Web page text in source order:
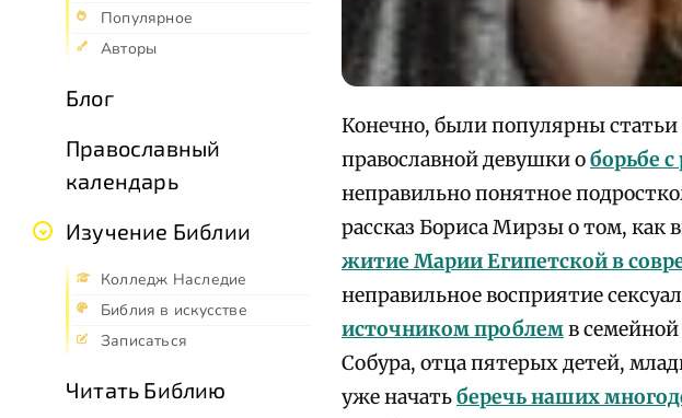
Популярное
Авторы
Блог
Православный
календарь
Изучение Библии
Колледж Наследие
Библия в искусстве
Записаться
Читать Библию
Конечно, были популярны
православной девушки оборьбе
неправильно понятное
рассказ Бориса Мирзы о том, как
житие Марии Египетской в
неправильное восприятие
источником проблемв
Собура, отца пятерых детей,
уже начатьберечь наших